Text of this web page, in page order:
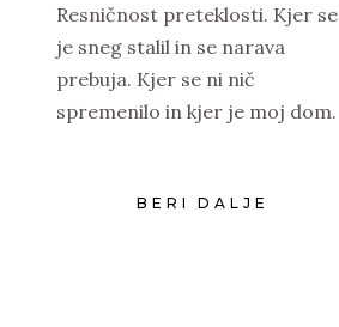
Resničnost preteklosti. Kjer se
je sneg stalil in se narava
prebuja. Kjer se ni nič
spremenilo in kjer je moj dom.
BERI DALJE